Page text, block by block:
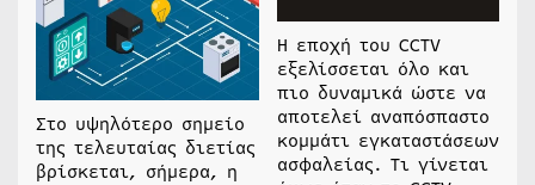
Στο υψηλότερο σημείο
της τελευταίας διετίας
βρίσκεται, σήμερα, η
Η εποχή του CCTV
εξελίσσεται όλο και
πιο δυναμικά ώστε να
αποτελεί αναπόσπαστο
κομμάτι εγκαταστάσεων
ασφαλείας. Τι γίνεται